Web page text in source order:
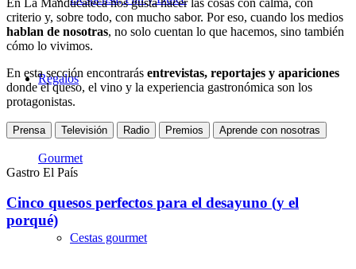
Regalos
Gourmet
Cestas gourmet
criterio y, sobre todo, con mucho sabor. Por eso, cuando los medios
hablan de nosotras, no solo cuentan lo que hacemos, sino también
cómo lo vivimos.
En esta sección encontrarás entrevistas, reportajes y apariciones
donde el queso, el vino y la experiencia gastronómica son los
protagonistas.
Prensa Televisión Radio Premios Aprende con nosotras
Gastro El País
Cinco quesos perfectos para el desayuno (y el
porqué)